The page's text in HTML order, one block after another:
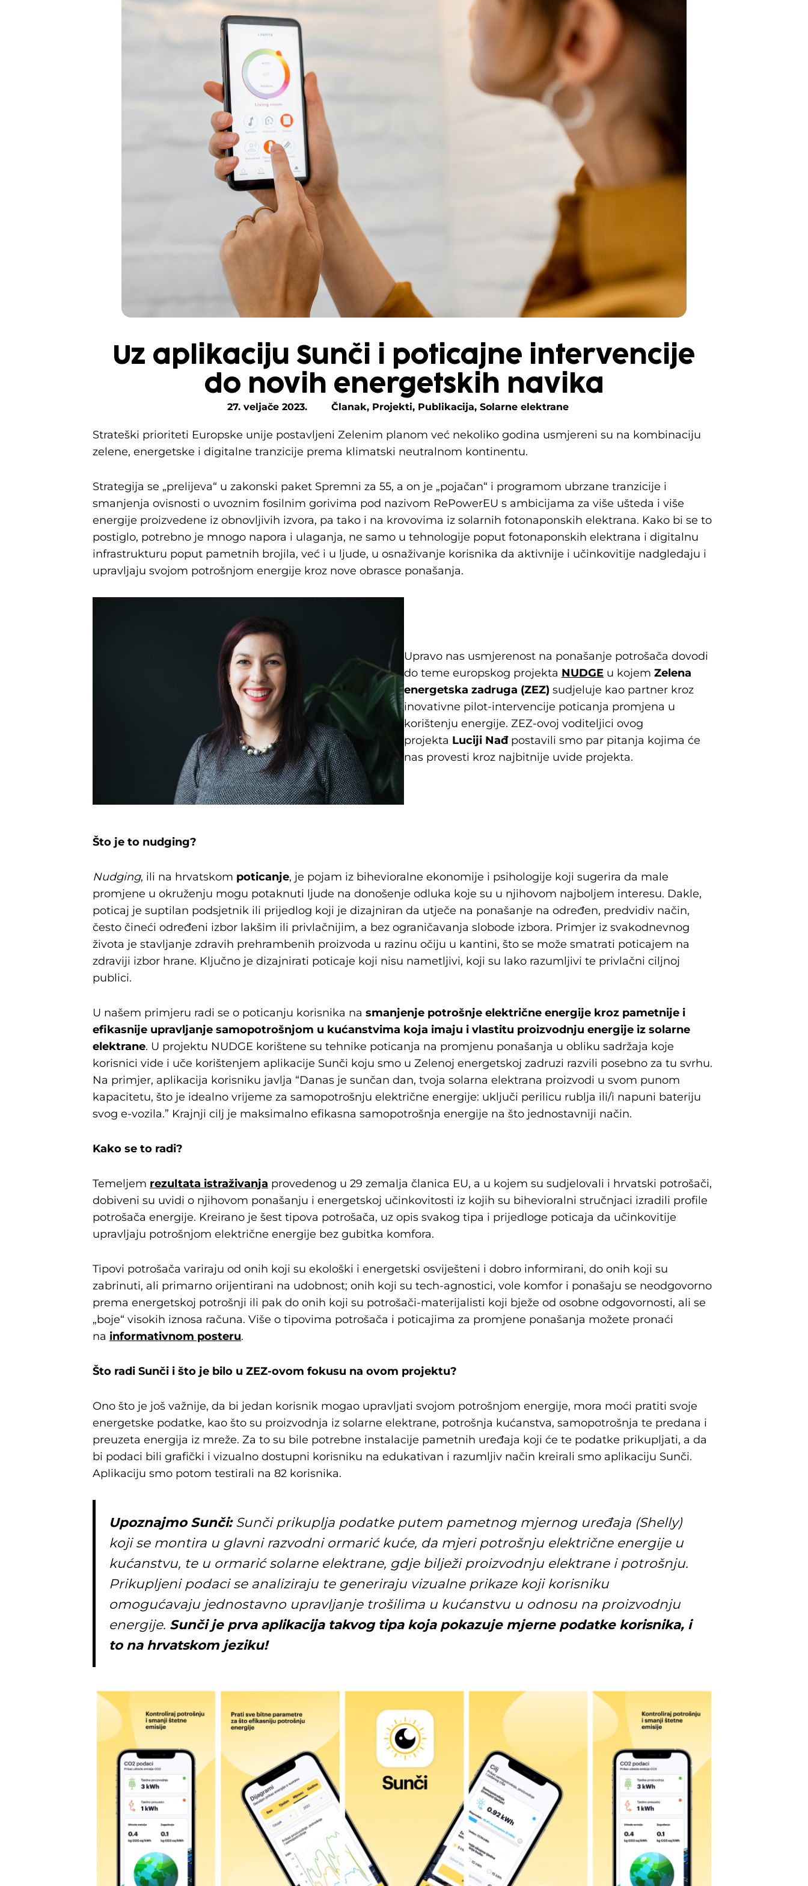
Uz aplikaciju Sunči i poticajne intervencije
do novih energetskih navika
27. veljače 2023. Članak, Projekti, Publikacija, Solarne elektrane
Strateški prioriteti Europske unije postavljeni Zelenim planom već nekoliko godina usmjereni su na kombinaciju
zelene, energetske i digitalne tranzicije prema klimatski neutralnom kontinentu.
Strategija se „prelijeva“ u zakonski paket Spremni za 55, a on je „pojačan“ i programom ubrzane tranzicije i
smanjenja ovisnosti o uvoznim fosilnim gorivima pod nazivom RePowerEU s ambicijama za više ušteda i više
energije proizvedene iz obnovljivih izvora, pa tako i na krovovima iz solarnih fotonaponskih elektrana. Kako bi se to
postiglo, potrebno je mnogo napora i ulaganja, ne samo u tehnologije poput fotonaponskih elektrana i digitalnu
infrastrukturu poput pametnih brojila, već i u ljude, u osnaživanje korisnika da aktivnije i učinkovitije nadgledaju i
upravljaju svojom potrošnjom energije kroz nove obrasce ponašanja.
Upravo nas usmjerenost na ponašanje potrošača dovodi
do teme europskog projekta NUDGE u kojem Zelena
energetska zadruga (ZEZ) sudjeluje kao partner kroz
inovativne pilot-intervencije poticanja promjena u
korištenju energije. ZEZ-ovoj voditeljici ovog
projekta Luciji Nađpostavili smo par pitanja kojima će
nas provesti kroz najbitnije uvide projekta.
Što je to nudging?
Nudging, ili na hrvatskom poticanje, je pojam iz bihevioralne ekonomije i psihologije koji sugerira da male
promjene u okruženju mogu potaknuti ljude na donošenje odluka koje su u njihovom najboljem interesu. Dakle,
poticaj je suptilan podsjetnik ili prijedlog koji je dizajniran da utječe na ponašanje na određen, predvidiv način,
često čineći određeni izbor lakšim ili privlačnijim, a bez ograničavanja slobode izbora. Primjer iz svakodnevnog
života je stavljanje zdravih prehrambenih proizvoda u razinu očiju u kantini, što se može smatrati poticajem na
zdraviji izbor hrane. Ključno je dizajnirati poticaje koji nisu nametljivi, koji su lako razumljivi te privlačni ciljnoj
publici.
U našem primjeru radi se o poticanju korisnika na smanjenje potrošnje električne energije kroz pametnije i
efikasnije upravljanje samopotrošnjom u kućanstvima koja imaju i vlastitu proizvodnju energije iz solarne
elektrane. U projektu NUDGE korištene su tehnike poticanja na promjenu ponašanja u obliku sadržaja koje
korisnici vide i uče korištenjem aplikacije Sunči koju smo u Zelenoj energetskoj zadruzi razvili posebno za tu svrhu.
Na primjer, aplikacija korisniku javlja “Danas je sunčan dan, tvoja solarna elektrana proizvodi u svom punom
kapacitetu, što je idealno vrijeme za samopotrošnju električne energije: uključi perilicu rublja ili/i napuni bateriju
svog e-vozila.” Krajnji cilj je maksimalno efikasna samopotrošnja energije na što jednostavniji način.
Kako se to radi?
Temeljem rezultata istraživanja provedenog u 29 zemalja članica EU, a u kojem su sudjelovali i hrvatski potrošači,
dobiveni su uvidi o njihovom ponašanju i energetskoj učinkovitosti iz kojih su bihevioralni stručnjaci izradili profile
potrošača energije. Kreirano je šest tipova potrošača, uz opis svakog tipa i prijedloge poticaja da učinkovitije
upravljaju potrošnjom električne energije bez gubitka komfora.
Tipovi potrošača variraju od onih koji su ekološki i energetski osviješteni i dobro informirani, do onih koji su
zabrinuti, ali primarno orijentirani na udobnost; onih koji su tech-agnostici, vole komfor i ponašaju se neodgovorno
prema energetskoj potrošnji ili pak do onih koji su potrošači-materijalisti koji bježe od osobne odgovornosti, ali se
„boje“ visokih iznosa računa. Više o tipovima potrošača i poticajima za promjene ponašanja možete pronaći
na informativnom posteru.
Što radi Sunči i što je bilo u ZEZ-ovom fokusu na ovom projektu?
Ono što je još važnije, da bi jedan korisnik mogao upravljati svojom potrošnjom energije, mora moći pratiti svoje
energetske podatke, kao što su proizvodnja iz solarne elektrane, potrošnja kućanstva, samopotrošnja te predana i
preuzeta energija iz mreže. Za to su bile potrebne instalacije pametnih uređaja koji će te podatke prikupljati, a da
bi podaci bili grafički i vizualno dostupni korisniku na edukativan i razumljiv način kreirali smo aplikaciju Sunči.
Aplikaciju smo potom testirali na 82 korisnika.
Upoznajmo Sunči:Sunči prikuplja podatke putem pametnog mjernog uređaja (Shelly)
koji se montira u glavni razvodni ormarić kuće, da mjeri potrošnju električne energije u
kućanstvu, te u ormarić solarne elektrane, gdje bilježi proizvodnju elektrane i potrošnju.
Prikupljeni podaci se analiziraju te generiraju vizualne prikaze koji korisniku
omogućavaju jednostavno upravljanje trošilima u kućanstvu u odnosu na proizvodnju
energije. Sunči je prva aplikacija takvog tipa koja pokazuje mjerne podatke korisnika, i
to na hrvatskom jeziku!